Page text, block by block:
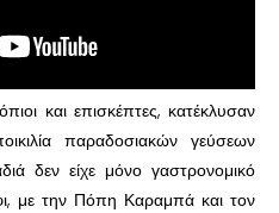
και επισκέπτες, κατέκλυσαν
παραδοσιακών γεύσεων
δεν είχε μόνο γαστρονομικό
με την Πόπη Καραμπά και τον